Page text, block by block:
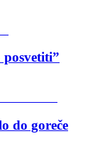
posvetiti”
do goreče